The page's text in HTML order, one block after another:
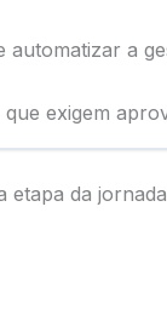
automatizar a
exigem
etapa da